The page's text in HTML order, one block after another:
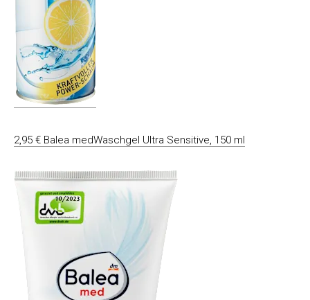
2,95 € Balea medWaschgel Ultra Sensitive, 150 ml